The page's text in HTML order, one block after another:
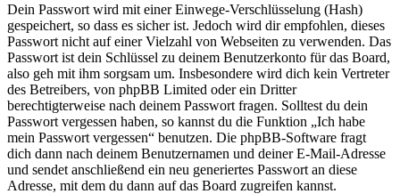
Dein Passwort wird mit einer Einwege-Verschlüsselung (Hash)
gespeichert, so dass es sicher ist. Jedoch wird dir empfohlen, dieses
Passwort nicht auf einer Vielzahl von Webseiten zu verwenden. Das
Passwort ist dein Schlüssel zu deinem Benutzerkonto für das Board,
also geh mit ihm sorgsam um. Insbesondere wird dich kein Vertreter
des Betreibers, von phpBB Limited oder ein Dritter
berechtigterweise nach deinem Passwort fragen. Solltest du dein
Passwort vergessen haben, so kannst du die Funktion „Ich habe
mein Passwort vergessen“ benutzen. Die phpBB-Software fragt
dich dann nach deinem Benutzernamen und deiner E-Mail-Adresse
und sendet anschließend ein neu generiertes Passwort an diese
Adresse, mit dem du dann auf das Board zugreifen kannst.